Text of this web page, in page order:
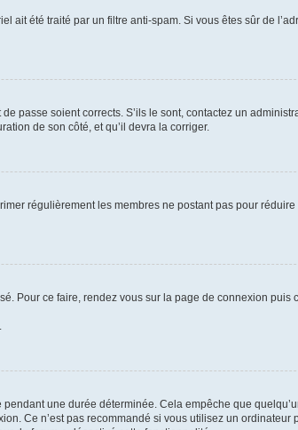
ait été traité par un filtre anti-spam. Si vous êtes sûr de
passe soient corrects. S’ils le sont, contactez un
de son côté, et qu’il devra la corriger.
régulièrement les membres ne postant pas pour
Pour ce faire, rendez vous sur la page de connexion puis
une durée déterminée. Cela empêche que
Ce n’est pas recommandé si vous utilisez un ordinateur